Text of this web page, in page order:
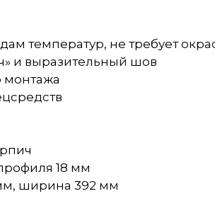
температур, не требует
и выразительный шов
монтажа
18 мм
ширина 392 мм